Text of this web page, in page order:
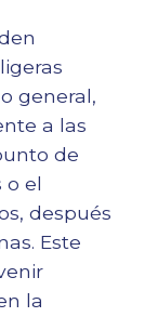
general,
a las
de
o el
después
Este
la